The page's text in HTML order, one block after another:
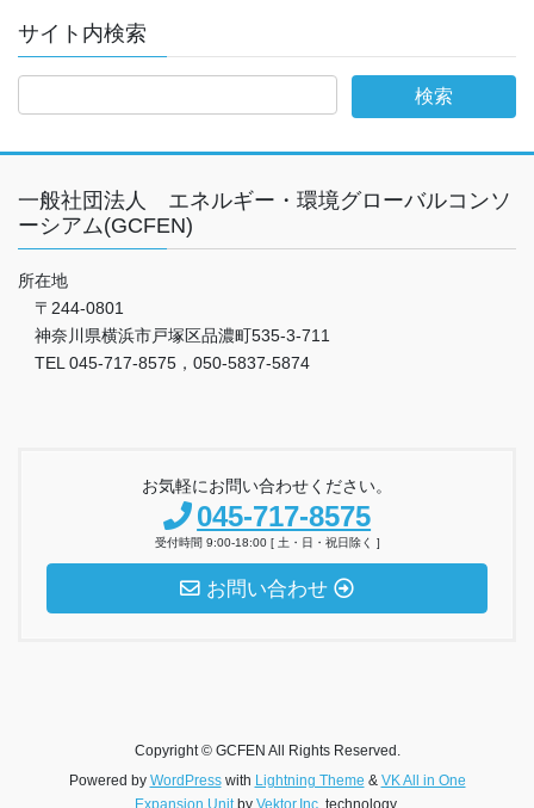
サイト内検索
一般社団法人 エネルギー・環境グローバルコンソ
ーシアム(GCFEN)
所在地
〒244-0801
神奈川県横浜市戸塚区品濃町535-3-711
TEL 045-717-8575，050-5837-5874
お気軽にお問い合わせください。
045-717-8575
受付時間 9:00-18:00 [ 土・日・祝日除く ]
お問い合わせ
Copyright © GCFEN All Rights Reserved.
Powered by WordPresswith Lightning Theme & VK All in One
Expansion Unit by Vektor,Inc. technology.